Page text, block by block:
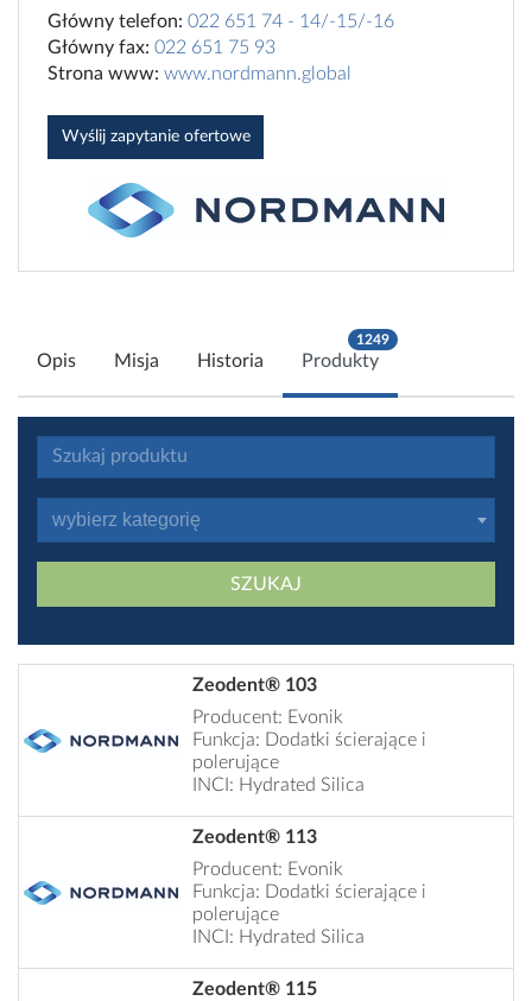
Główny telefon: 022 651 74 - 14/-15/-16
Główny fax: 022 651 75 93
Strona www: www.nordmann.global
Wyślij zapytanie ofertowe
Opis Misja Historia
1249
Produkty
wybierz kategorię
SZUKAJ
Zeodent® 103
Producent: Evonik
Funkcja: Dodatki ścierające i
polerujące
INCI: Hydrated Silica
Zeodent® 113
Producent: Evonik
Funkcja: Dodatki ścierające i
polerujące
INCI: Hydrated Silica
Zeodent® 115